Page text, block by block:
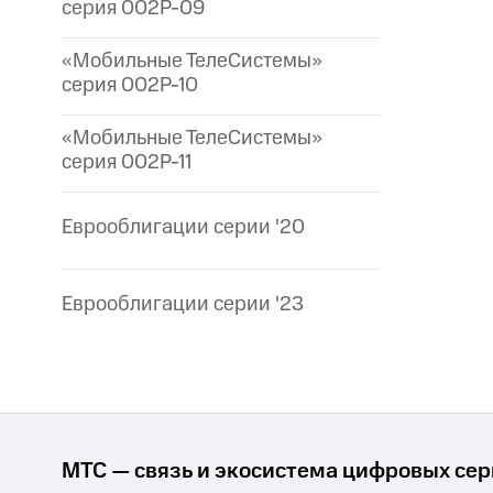
серия 002P-09
«Мобильные ТелеСистемы»
серия 002P-10
«Мобильные ТелеСистемы»
серия 002P-11
Еврооблигации серии '20
Еврооблигации серии '23
МТС — связь и экосистема цифровых